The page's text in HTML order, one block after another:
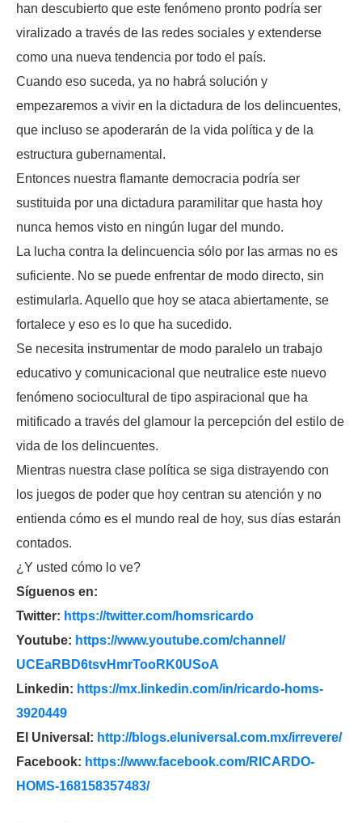
han descubierto que este fenómeno pronto podría ser
viralizado a través de las redes sociales y extenderse
como una nueva tendencia por todo el país.
Cuando eso suceda, ya no habrá solución y
empezaremos a vivir en la dictadura de los delincuentes,
que incluso se apoderarán de la vida política y de la
estructura gubernamental.
Entonces nuestra flamante democracia podría ser
sustituida por una dictadura paramilitar que hasta hoy
nunca hemos visto en ningún lugar del mundo.
La lucha contra la delincuencia sólo por las armas no es
suficiente. No se puede enfrentar de modo directo, sin
estimularla. Aquello que hoy se ataca abiertamente, se
fortalece y eso es lo que ha sucedido.
Se necesita instrumentar de modo paralelo un trabajo
educativo y comunicacional que neutralice este nuevo
fenómeno sociocultural de tipo aspiracional que ha
mitificado a través del glamour la percepción del estilo de
vida de los delincuentes.
Mientras nuestra clase política se siga distrayendo con
los juegos de poder que hoy centran su atención y no
entienda cómo es el mundo real de hoy, sus días estarán
contados.
¿Y usted cómo lo ve?
Síguenos en:
Twitter: https://twitter.com/homsricardo
Youtube: https://www.youtube.com/channel/
UCEaRBD6tsvHmrTooRK0USoA
Linkedin: https://mx.linkedin.com/in/ricardo-homs-
3920449
El Universal: http://blogs.eluniversal.com.mx/irrevere/
Facebook: https://www.facebook.com/RICARDO-
HOMS-168158357483/